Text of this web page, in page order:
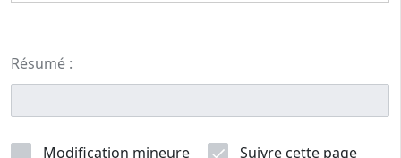
Résumé :
Modification mineure Suivre cette page